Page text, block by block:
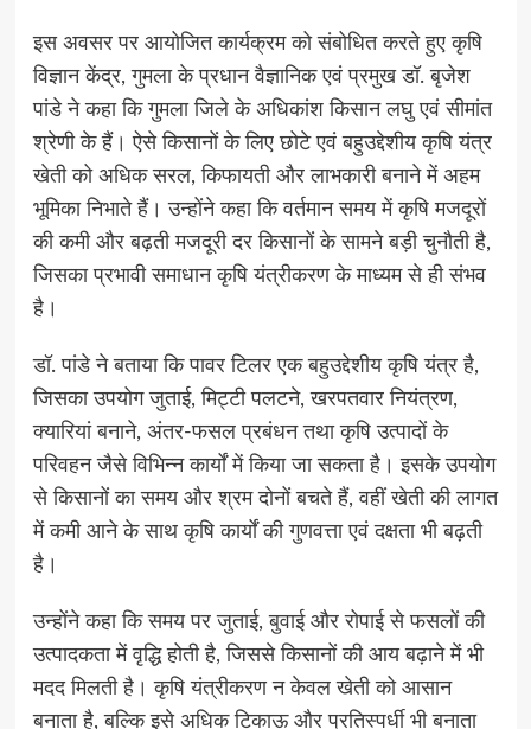
इस अवसर पर आयोजित कार्यक्रम को संबोधित करते हुए कृषि
विज्ञान केंद्र, गुमला के प्रधान वैज्ञानिक एवं प्रमुख डॉ. बृजेश
पांडे ने कहा कि गुमला जिले के अधिकांश किसान लघु एवं सीमांत
श्रेणी के हैं। ऐसे किसानों के लिए छोटे एवं बहुउद्देशीय कृषि यंत्र
खेती को अधिक सरल, किफायती और लाभकारी बनाने में अहम
भूमिका निभाते हैं। उन्होंने कहा कि वर्तमान समय में कृषि मजदूरों
की कमी और बढ़ती मजदूरी दर किसानों के सामने बड़ी चुनौती है,
जिसका प्रभावी समाधान कृषि यंत्रीकरण के माध्यम से ही संभव
है।
डॉ. पांडे ने बताया कि पावर टिलर एक बहुउद्देशीय कृषि यंत्र है,
जिसका उपयोग जुताई, मिट्टी पलटने, खरपतवार नियंत्रण,
क्यारियां बनाने, अंतर-फसल प्रबंधन तथा कृषि उत्पादों के
परिवहन जैसे विभिन्न कार्यों में किया जा सकता है। इसके उपयोग
से किसानों का समय और श्रम दोनों बचते हैं, वहीं खेती की लागत
में कमी आने के साथ कृषि कार्यों की गुणवत्ता एवं दक्षता भी बढ़ती
है।
उन्होंने कहा कि समय पर जुताई, बुवाई और रोपाई से फसलों की
उत्पादकता में वृद्धि होती है, जिससे किसानों की आय बढ़ाने में भी
मदद मिलती है। कृषि यंत्रीकरण न केवल खेती को आसान
बनाता है, बल्कि इसे अधिक टिकाऊ और प्रतिस्पर्धी भी बनाता